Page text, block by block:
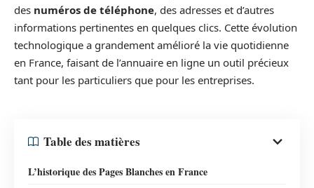
des numéros de téléphone, des adresses et d’autres
informations pertinentes en quelques clics. Cette évolution
technologique a grandement amélioré la vie quotidienne
en France, faisant de l’annuaire en ligne un outil précieux
tant pour les particuliers que pour les entreprises.
Table des matières
L’historique des Pages Blanches en France